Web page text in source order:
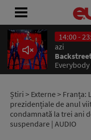
14:00 -
azi
Știri > Externe> Franța:
prezidențiale de anul
condamnată la trei ani
suspendare | AUDIO
ACASĂ
ȘTIRI
RADIO
CONCURSURI